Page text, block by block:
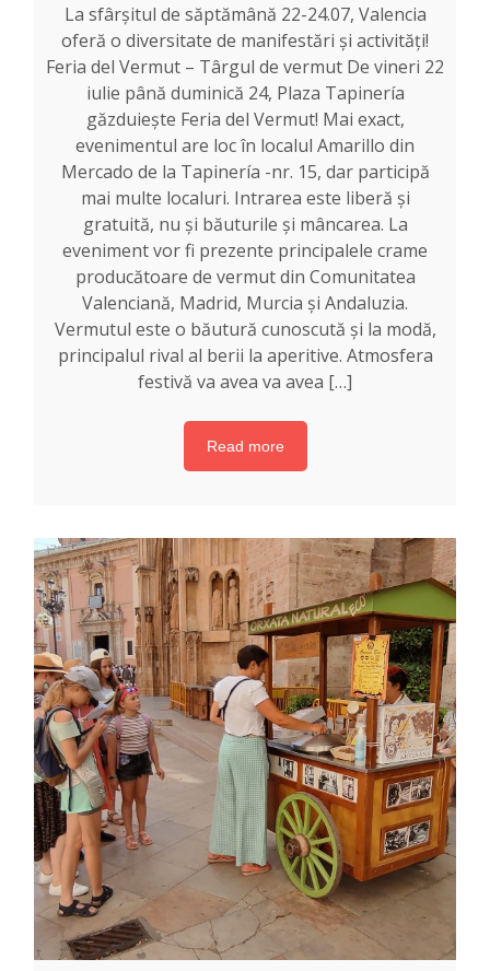
La sfârșitul de săptămână 22-24.07, Valencia
oferă o diversitate de manifestări și activități!
Feria del Vermut – Târgul de vermut De vineri 22
iulie până duminică 24, Plaza Tapinería
găzduiește Feria del Vermut! Mai exact,
evenimentul are loc în localul Amarillo din
Mercado de la Tapinería -nr. 15, dar participă
mai multe localuri. Intrarea este liberă și
gratuită, nu și băuturile și mâncarea. La
eveniment vor fi prezente principalele crame
producătoare de vermut din Comunitatea
Valenciană, Madrid, Murcia și Andaluzia.
Vermutul este o băutură cunoscută și la modă,
principalul rival al berii la aperitive. Atmosfera
festivă va avea va avea […]
Read more